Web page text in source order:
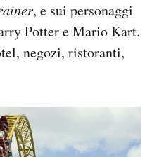
, e sui personaggi
Potter e Mario Kart.
negozi, ristoranti,